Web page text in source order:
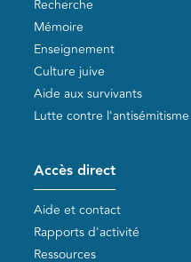
Recherche
Mémoire
Enseignement
Culture juive
Aide aux survivants
Lutte contre l'antisémitisme
Accès direct
Aide et contact
Rapports d'activité
Ressources